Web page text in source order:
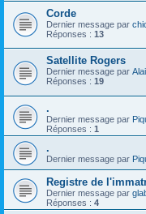
Corde
Dernier message par
Réponses : 13
Satellite Rogers
Dernier message par
Réponses : 19
.
Dernier message par
Réponses : 1
.
Dernier message par
Registre de
Dernier message par
Réponses : 4